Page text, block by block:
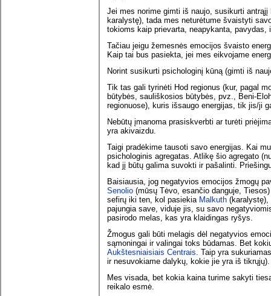
Jei mes norime gimti iš naujo, susikurti
karalystę), tada mes neturėtume švaistyti
tokioms kaip prievarta, neapykanta,
Tačiau jeigu žemesnės emocijos švaisto
Kaip tai bus pasiekta, jei mes eikvojame
Norint susikurti psichologinį kūną (gimti iš
Tik tas gali tyrinėti Hod regionus (kur, pagal
būtybės, sauliškosios būtybės, pvz., Beni-
regionuose), kuris išsaugo energijas, tik jis/ji
Nebūtų įmanoma prasiskverbti ar turėti
yra akivaizdu.
Taigi pradėkime tausoti savo energijas. Kai
psichologinis agregatas. Atlikę šio agregato
kad jį būtų galima suvokti ir pašalinti.
Baisiausia, jog negatyvios emocijos žmogų
Senolio (mūsų Tėvo, esančio danguje,
sefirų iki ten, kol pasiekia Malkuth (karalystę),
pajungia save, viduje jis, su savo
pasirodo melas, kas yra klaidingas ryšys.
Žmogus gali būti melagis dėl negatyvios
sąmoningai ir valingai toks būdamas. Bet
Aukštesniaisiais Centrais. Taip yra
ir nesuvokiame dalykų, kokie jie yra iš tikrųjų).
Mes visada, bet kokia kaina turime sakyti
reikalo esmė.